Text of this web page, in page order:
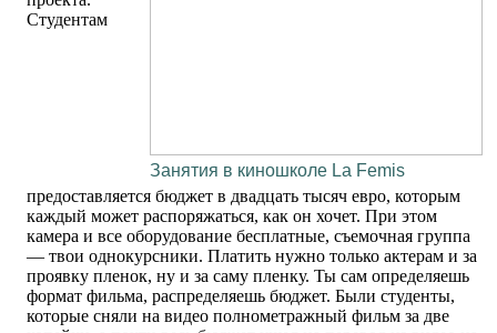
Занятия в киношколе La Femis
Студентам
предоставляется бюджет в двадцать тысяч евро, которым
каждый может распоряжаться, как он хочет. При этом
камера и все оборудование бесплатные, съемочная группа
— твои однокурсники. Платить нужно только актерам и за
проявку пленок, ну и за саму пленку. Ты сам определяешь
формат фильма, распределяешь бюджет. Были студенты,
которые сняли на видео полнометражный фильм за две